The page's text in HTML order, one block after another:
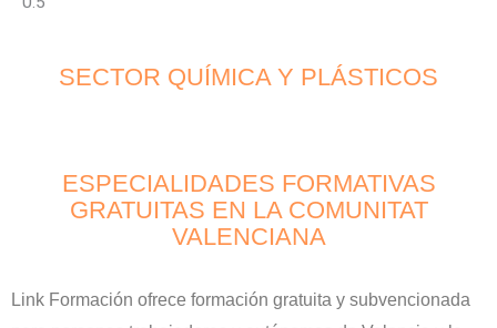
SECTOR QUÍMICA Y PLÁSTICOS
ESPECIALIDADES FORMATIVAS
GRATUITAS EN LA COMUNITAT
VALENCIANA
Link Formación ofrece formación gratuita y subvencionada